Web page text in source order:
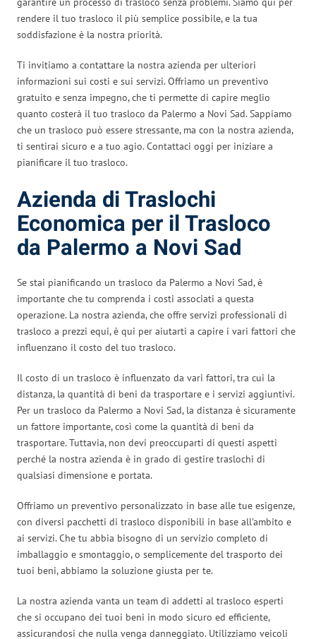
rendere il tuo trasloco il più semplice possibile, e la tua
soddisfazione è la nostra priorità.
Ti invitiamo a contattare la nostra azienda per ulteriori
informazioni sui costi e sui servizi. Offriamo un preventivo
gratuito e senza impegno, che ti permette di capire meglio
quanto costerà il tuo trasloco da Palermo a Novi Sad. Sappiamo
che un trasloco può essere stressante, ma con la nostra azienda,
ti sentirai sicuro e a tuo agio. Contattaci oggi per iniziare a
pianificare il tuo trasloco.
Azienda di Traslochi
Economica per il Trasloco
da Palermo a Novi Sad
Se stai pianificando un trasloco da Palermo a Novi Sad, è
importante che tu comprenda i costi associati a questa
operazione. La nostra azienda, che offre servizi professionali di
trasloco a prezzi equi, è qui per aiutarti a capire i vari fattori che
influenzano il costo del tuo trasloco.
Il costo di un trasloco è influenzato da vari fattori, tra cui la
distanza, la quantità di beni da trasportare e i servizi aggiuntivi.
Per un trasloco da Palermo a Novi Sad, la distanza è sicuramente
un fattore importante, così come la quantità di beni da
trasportare. Tuttavia, non devi preoccuparti di questi aspetti
perché la nostra azienda è in grado di gestire traslochi di
qualsiasi dimensione e portata.
Offriamo un preventivo personalizzato in base alle tue esigenze,
con diversi pacchetti di trasloco disponibili in base all’ambito e
ai servizi. Che tu abbia bisogno di un servizio completo di
imballaggio e smontaggio, o semplicemente del trasporto dei
tuoi beni, abbiamo la soluzione giusta per te.
La nostra azienda vanta un team di addetti al trasloco esperti
che si occupano dei tuoi beni in modo sicuro ed efficiente,
assicurandosi che nulla venga danneggiato. Utilizziamo veicoli